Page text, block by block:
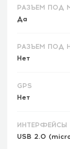
РАЗЪЕМ ПОД
Да
РАЗЪЕМ ПОД
Нет
GPS
Нет
ИНТЕРФЕЙСЫ
USB 2.0